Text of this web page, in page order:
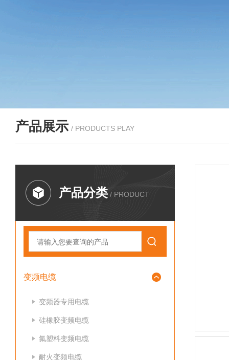
产品展示 / PRODUCTS PLAY
产品分类 / PRODUCT
变频电缆
变频器专用电缆
硅橡胶变频电缆
氟塑料变频电缆
耐火变频电缆